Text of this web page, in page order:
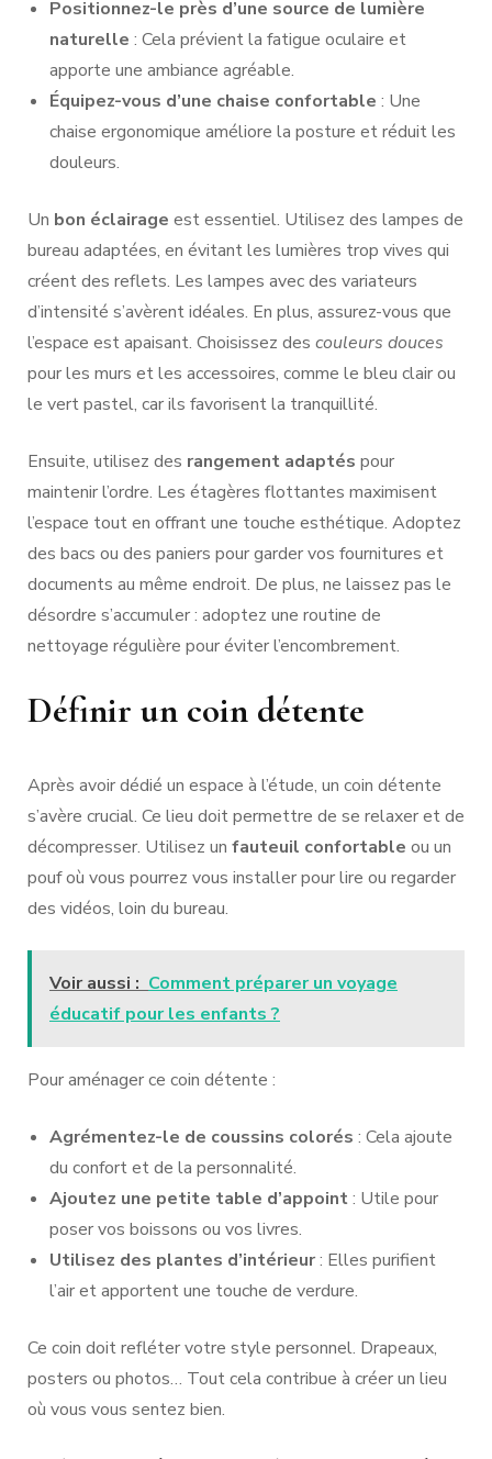
Positionnez-le près d’une source de lumière
naturelle : Cela prévient la fatigue oculaire et
apporte une ambiance agréable.
Équipez-vous d’une chaise confortable : Une
chaise ergonomique améliore la posture et réduit les
douleurs.
Un bon éclairage est essentiel. Utilisez des lampes de
bureau adaptées, en évitant les lumières trop vives qui
créent des reflets. Les lampes avec des variateurs
d’intensité s’avèrent idéales. En plus, assurez-vous que
l’espace est apaisant. Choisissez des couleurs douces
pour les murs et les accessoires, comme le bleu clair ou
le vert pastel, car ils favorisent la tranquillité.
Ensuite, utilisez des rangement adaptés pour
maintenir l’ordre. Les étagères flottantes maximisent
l’espace tout en offrant une touche esthétique. Adoptez
des bacs ou des paniers pour garder vos fournitures et
documents au même endroit. De plus, ne laissez pas le
désordre s’accumuler : adoptez une routine de
nettoyage régulière pour éviter l’encombrement.
Définir un coin détente
Après avoir dédié un espace à l’étude, un coin détente
s’avère crucial. Ce lieu doit permettre de se relaxer et de
décompresser. Utilisez un fauteuil confortable ou un
pouf où vous pourrez vous installer pour lire ou regarder
des vidéos, loin du bureau.
Voir aussi : Comment préparer un voyage
éducatif pour les enfants ?
Pour aménager ce coin détente :
Agrémentez-le de coussins colorés : Cela ajoute
du confort et de la personnalité.
Ajoutez une petite table d’appoint: Utile pour
poser vos boissons ou vos livres.
Utilisez des plantes d’intérieur: Elles purifient
l’air et apportent une touche de verdure.
Ce coin doit refléter votre style personnel. Drapeaux,
posters ou photos… Tout cela contribue à créer un lieu
où vous vous sentez bien.